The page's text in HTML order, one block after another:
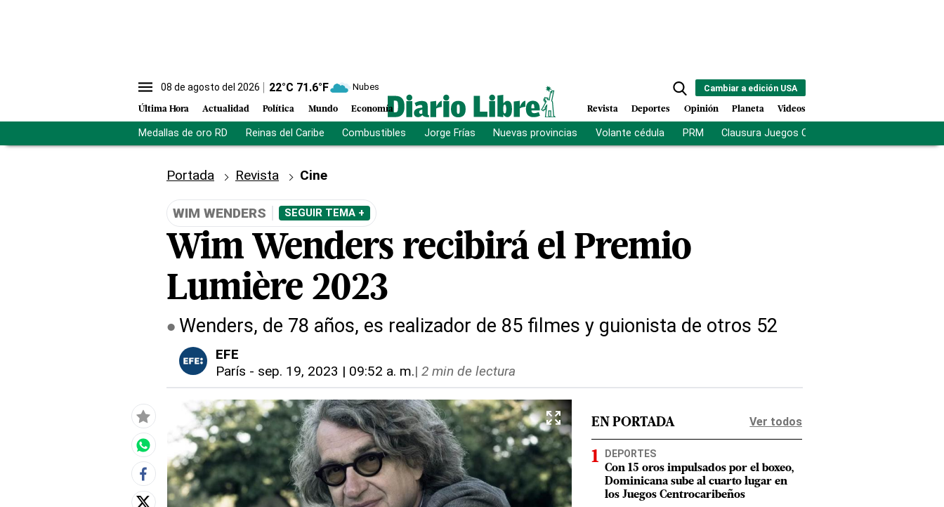
08 de agosto del 2026 22°C 71.6°F Nubes
Última Hora Actualidad Política Mundo Economía
Cambiar a edición USA
Revista Deportes Opinión Planeta Videos
Medallas de oro RD Reinas del Caribe Combustibles Jorge Frías Nuevas provincias Volante cédula PRM Clausura Juegos Centroamericanos
Portada Revista Cine
WIM WENDERS SEGUIR TEMA +
Wim Wenders recibirá el Premio
Lumière 2023
Wenders, de 78 años, es realizador de 85 filmes y guionista de otros 52
EFE
París - sep. 19, 2023 | 09:52 a. m.| 2 min de lectura
EN PORTADA Ver todos
DEPORTES
Con 15 oros impulsados por el boxeo,
Dominicana sube al cuarto lugar en
los Juegos Centrocaribeños